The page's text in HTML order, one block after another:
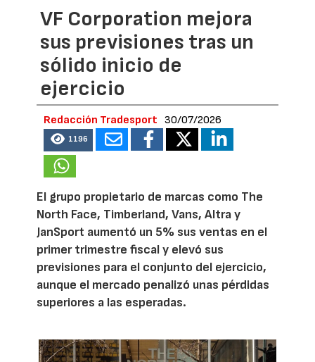
VF Corporation mejora
sus previsiones tras un
sólido inicio de
ejercicio
Redacción Tradesport 30/07/2026
1196
El grupo propietario de marcas como The
North Face, Timberland, Vans, Altra y
JanSport aumentó un 5% sus ventas en el
primer trimestre fiscal y elevó sus
previsiones para el conjunto del ejercicio,
aunque el mercado penalizó unas pérdidas
superiores a las esperadas.